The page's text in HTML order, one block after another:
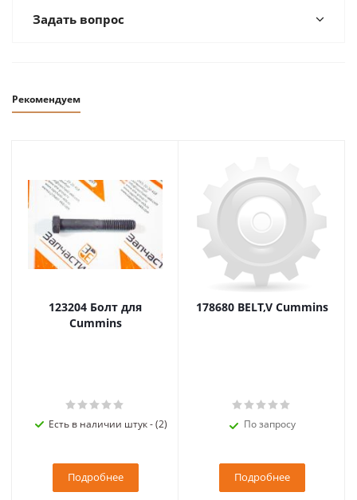
Задать вопрос
Рекомендуем
123204 Болт для
Cummins
Есть в наличии штук - (2)
Подробнее
178680 BELT,V Cummins
По запросу
Подробнее